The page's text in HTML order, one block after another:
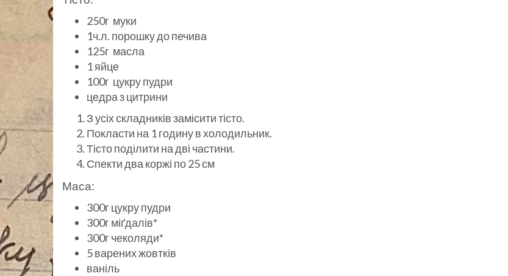
250г муки
1ч.л. порошку до печива
125г масла
1 яйце
100г цукру пудри
цедра з цитрини
З усіх складників замісити тісто.
Покласти на 1 годину в холодильник.
Тісто поділити на дві частини.
Спекти два коржі по 25 см
Маса:
300г цукру пудри
300г міґдалів*
300г чеколяди*
5 варених жовтків
ваніль